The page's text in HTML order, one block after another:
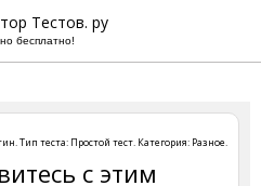
Тестов. ру
бесплатно!
. Тип теста: Простой тест. Категория: Разное.
с этим